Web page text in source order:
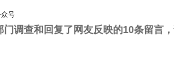
号
调查和回复了网友反映的10条留言